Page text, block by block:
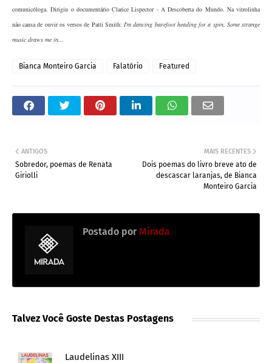
comunicóloga. Dirigiu o documentário Clarice Lispector - A Descoberta do Mundo. Na vitrolinha
não cansa de ouvir os versos de Patti Smith: I'm dancing barefoot heading for a spin. Some strange
music draws me in…
Bianca Monteiro Garcia Falatório Featured
MAIS RECENTES
Dois poemas do livro breve ato de
descascar laranjas, de Bianca
Monteiro Garcia
ANTIGOS
Sobredor, poemas de Renata
Giriolli
Postado por Mirada
Talvez Você Goste Destas Postagens
Laudelinas XIII